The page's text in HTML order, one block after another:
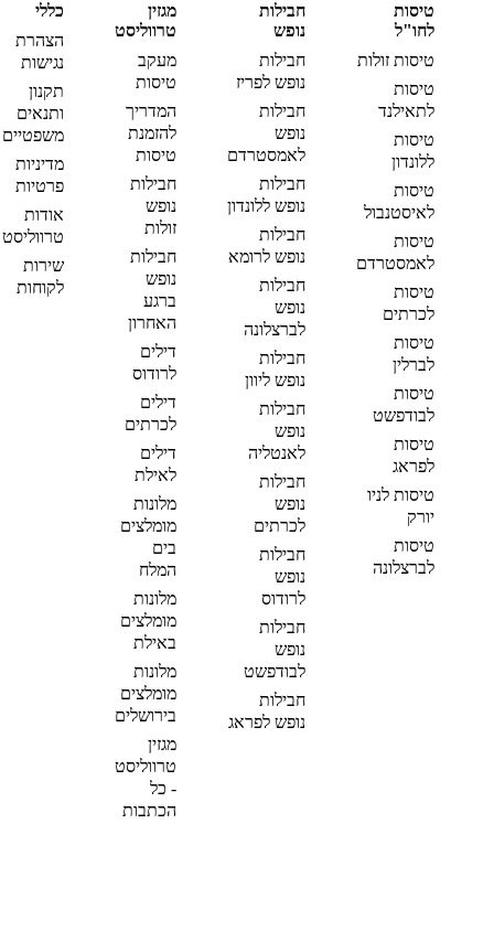
טיסות
לחו"ל
טיסות זולות
טיסות
לתאילנד
טיסות
ללונדון
טיסות
לאיסטנבול
טיסות
לאמסטרדם
טיסות
לכרתים
טיסות
לברלין
טיסות
לבודפשט
טיסות
לפראג
טיסות לניו
יורק
טיסות
לברצלונה
חבילות
נופש
חבילות
נופש לפריז
חבילות
נופש
לאמסטרדם
חבילות
נופש ללונדון
חבילות
נופש לרומא
חבילות
נופש
לברצלונה
חבילות
נופש ליוון
חבילות
נופש
לאנטליה
חבילות
נופש
לכרתים
חבילות
נופש
לרודוס
חבילות
נופש
לבודפשט
חבילות
נופש לפראג
מגזין
טרווליסט
מעקב
טיסות
המדריך
להזמנת
טיסות
חבילות
נופש
זולות
חבילות
נופש
ברגע
האחרון
דילים
לרודוס
דילים
לכרתים
דילים
לאילת
מלונות
מומלצים
בים
המלח
מלונות
מומלצים
באילת
מלונות
מומלצים
בירושלים
מגזין
טרווליסט
- כל
הכתבות
כללי
הצהרת
נגישות
תקנון
ותנאים
משפטיים
מדיניות
פרטיות
אודות
טרווליסט
שירות
לקוחות